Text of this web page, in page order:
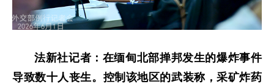
法新社记者：在缅甸北部掸邦发生的爆炸事件
导致数十人丧生。控制该地区的武装称，采矿炸药